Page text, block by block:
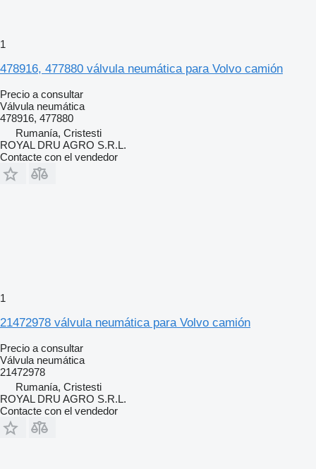
1
478916, 477880 válvula neumática para Volvo camión
Precio a consultar
Válvula neumática
478916, 477880
Rumanía, Cristesti
ROYAL DRU AGRO S.R.L.
Contacte con el vendedor
1
21472978 válvula neumática para Volvo camión
Precio a consultar
Válvula neumática
21472978
Rumanía, Cristesti
ROYAL DRU AGRO S.R.L.
Contacte con el vendedor